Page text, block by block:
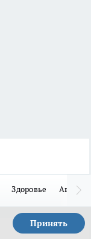
Здоровье Авто
Принять